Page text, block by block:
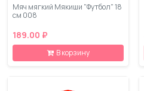
Мяч мягкий Мякиши "Футбол" 18
см 008
189.00 ₽
В корзину